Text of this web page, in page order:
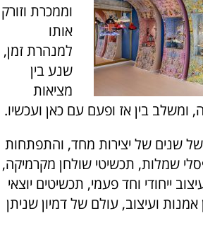
וממכרת וזורק
אותו
למנהרת זמן,
שנע בין
מציאות
ומשלב בין אז ופעם עם כאן ועכשיו.
של שנים של יצירות מחד, והתפתחות
שמלות, תכשיטי שולחן מקרמיקה,
ייחודי וחד פעמי, תכשיטים יוצאי
אמנות ועיצוב, עולם של דמיון שניתן